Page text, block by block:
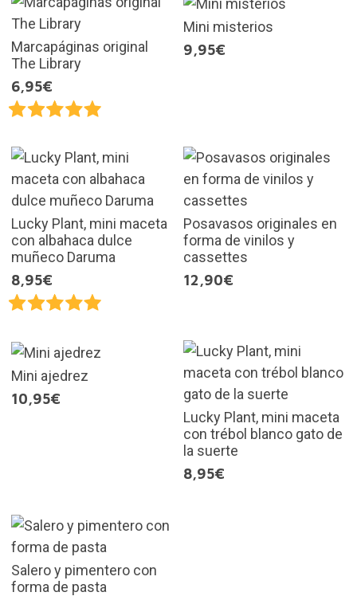
Marcapáginas original
The Library
6,95€
Mini misterios
9,95€
Lucky Plant, mini maceta
con albahaca dulce
muñeco Daruma
8,95€
Posavasos originales en
forma de vinilos y
cassettes
12,90€
Mini ajedrez
10,95€
Lucky Plant, mini maceta
con trébol blanco gato de
la suerte
8,95€
Salero y pimentero con
forma de pasta